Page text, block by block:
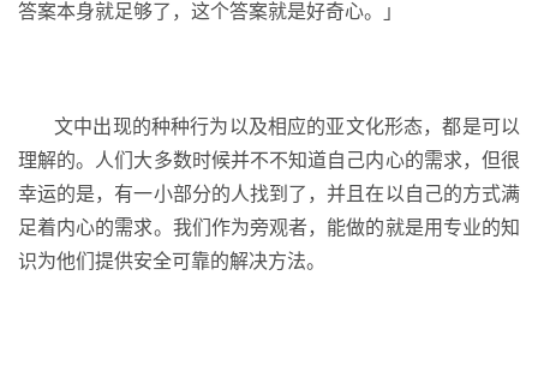
答案本身就足够了，这个答案就是好奇心。」
文中出现的种种行为以及相应的亚文化形态，都是可以
理解的。人们大多数时候并不不知道自己内心的需求，但很
幸运的是，有一小部分的人找到了，并且在以自己的方式满
足着内心的需求。我们作为旁观者，能做的就是用专业的知
识为他们提供安全可靠的解决方法。